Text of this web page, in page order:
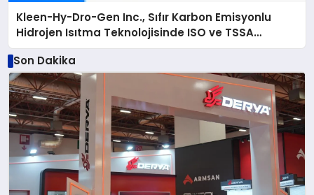
Kleen-Hy-Dro-Gen Inc., Sıfır Karbon Emisyonlu
Hidrojen Isıtma Teknolojisinde ISO ve TSSA
Düzenleyici Onaylarını Aldı
Son Dakika